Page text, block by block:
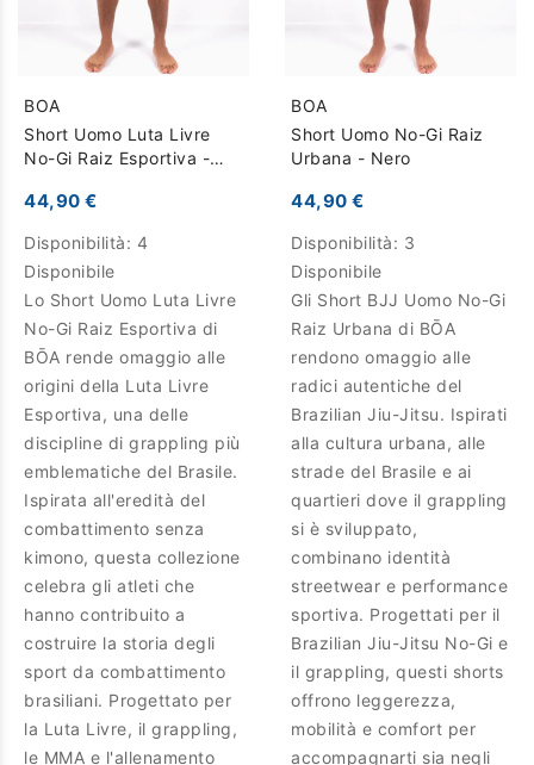
BOA
Short Uomo Luta Livre
No-Gi Raiz Esportiva -
44,90 €
Disponibilità: 4
Disponibile
Lo Short Uomo Luta Livre
No-Gi Raiz Esportiva di
BŌA rende omaggio alle
origini della Luta Livre
Esportiva, una delle
discipline di grappling più
emblematiche del Brasile.
Ispirata all'eredità del
combattimento senza
kimono, questa collezione
celebra gli atleti che
hanno contribuito a
costruire la storia degli
sport da combattimento
brasiliani. Progettato per
la Luta Livre, il grappling,
le MMA e l'allenamento
BOA
Short Uomo No-Gi Raiz
Urbana - Nero
44,90 €
Disponibilità: 3
Disponibile
Gli Short BJJ Uomo No-Gi
Raiz Urbana di BŌA
rendono omaggio alle
radici autentiche del
Brazilian Jiu-Jitsu. Ispirati
alla cultura urbana, alle
strade del Brasile e ai
quartieri dove il grappling
si è sviluppato,
combinano identità
streetwear e performance
sportiva. Progettati per il
Brazilian Jiu-Jitsu No-Gi e
il grappling, questi shorts
offrono leggerezza,
mobilità e comfort per
accompagnarti sia negli